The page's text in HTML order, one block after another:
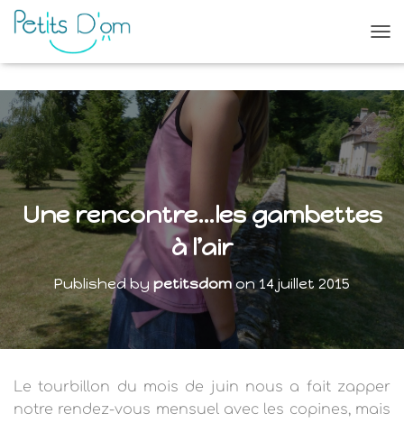
U
R
I
R
/
F
E
M
E
R
A
T
Une rencontre…les gambettes
à l’air
Published by petitsdomon14 juillet 2015
Le tourbillon du mois de juin nous a fait zapper
notre rendez-vous mensuel avec les copines, mais